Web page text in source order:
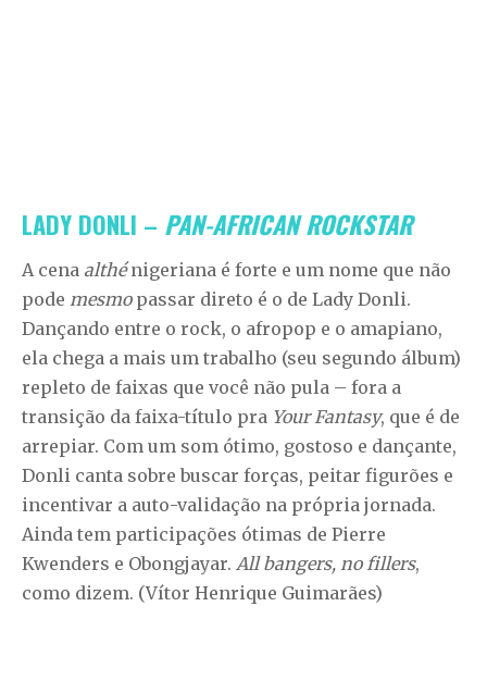
LADY DONLI – PAN-AFRICAN ROCKSTAR
A cena althénigeriana é forte e um nome que não
pode mesmopassar direto é o de Lady Donli.
Dançando entre o rock, o afropop e o amapiano,
ela chega a mais um trabalho (seu segundo álbum)
repleto de faixas que você não pula – fora a
transição da faixa-título pra Your Fantasy, que é de
arrepiar. Com um som ótimo, gostoso e dançante,
Donli canta sobre buscar forças, peitar figurões e
incentivar a auto-validação na própria jornada.
Ainda tem participações ótimas de Pierre
Kwenders e Obongjayar. All bangers, no fillers,
como dizem. (Vítor Henrique Guimarães)